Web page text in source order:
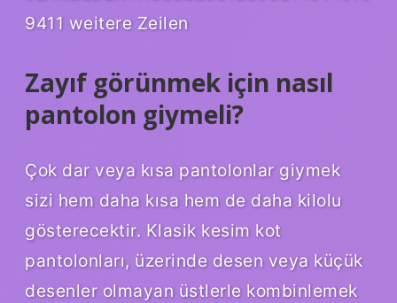
9411 weitere Zeilen
Zayıf görünmek için nasıl
pantolon giymeli?
Çok dar veya kısa pantolonlar giymek
sizi hem daha kısa hem de daha kilolu
gösterecektir. Klasik kesim kot
pantolonları, üzerinde desen veya küçük
desenler olmayan üstlerle kombinlemek